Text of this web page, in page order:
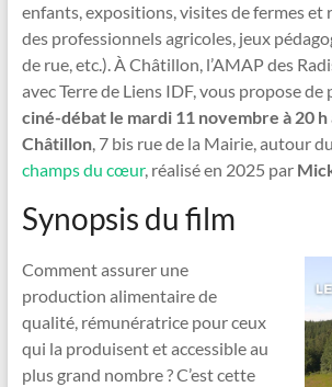
enfants, expositions, visites de fermes et
des professionnels agricoles, jeux
de rue, etc.). À Châtillon, l’AMAP des
avec Terre de Liens IDF, vous propose de
ciné-débat le mardi 11 novembre à 20 h
Châtillon, 7 bis rue de la Mairie, autour
champs du cœur, réalisé en 2025 par
Synopsis du film
Comment assurer une
production alimentaire de
qualité, rémunératrice pour ceux
qui la produisent et accessible au
plus grand nombre ? C’est cette